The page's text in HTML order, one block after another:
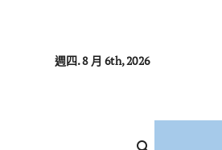
週四. 8 月 6th, 2026